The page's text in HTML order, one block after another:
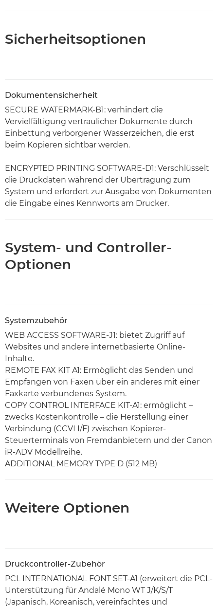
Sicherheitsoptionen
Dokumentensicherheit
SECURE WATERMARK-B1: verhindert die
Vervielfältigung vertraulicher Dokumente durch
Einbettung verborgener Wasserzeichen, die erst
beim Kopieren sichtbar werden.
ENCRYPTED PRINTING SOFTWARE-D1: Verschlüsselt
die Druckdaten während der Übertragung zum
System und erfordert zur Ausgabe von Dokumenten
die Eingabe eines Kennworts am Drucker.
System- und Controller-
Optionen
Systemzubehör
WEB ACCESS SOFTWARE-J1: bietet Zugriff auf
Websites und andere internetbasierte Online-
Inhalte.
REMOTE FAX KIT A1: Ermöglicht das Senden und
Empfangen von Faxen über ein anderes mit einer
Faxkarte verbundenes System.
COPY CONTROL INTERFACE KIT-A1: ermöglicht –
zwecks Kostenkontrolle – die Herstellung einer
Verbindung (CCVI I/F) zwischen Kopierer-
Steuerterminals von Fremdanbietern und der Canon
iR-ADV Modellreihe.
ADDITIONAL MEMORY TYPE D (512 MB)
Weitere Optionen
Druckcontroller-Zubehör
PCL INTERNATIONAL FONT SET-A1 (erweitert die PCL-
Unterstützung für Andalé Mono WT J/K/S/T
(Japanisch, Koreanisch, vereinfachtes und